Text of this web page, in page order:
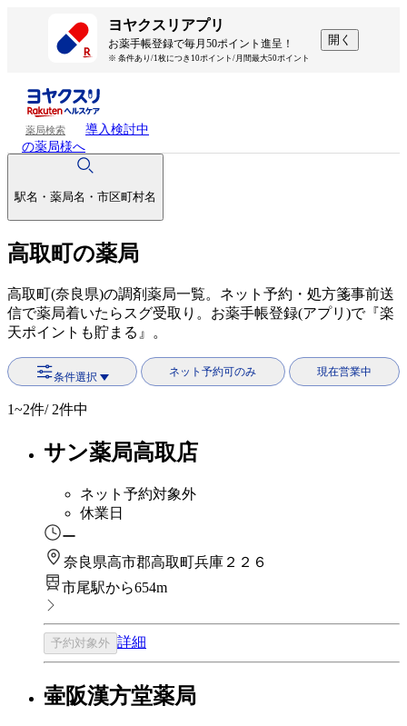
ヨヤクスリアプリ
お薬手帳登録で毎月50ポイント進呈！
※ 条件あり/1枚につき10ポイント/月間最大50ポイント
開く
薬局検索
導入検討中
の薬局様へ
駅名・薬局名・市区町村名
高取町の薬局
高取町(奈良県)の調剤薬局一覧。ネット予約・処方箋事前送
信で薬局着いたらスグ受取り。お薬手帳登録(アプリ)で『楽
天ポイントも貯まる』。
条件選択 ネット予約可のみ 現在営業中
1~2件/ 2件中
サン薬局高取店
ネット予約対象外
休業日
ー
奈良県高市郡高取町兵庫２２６
市尾駅から654m
予約対象外 詳細
壷阪漢方堂薬局